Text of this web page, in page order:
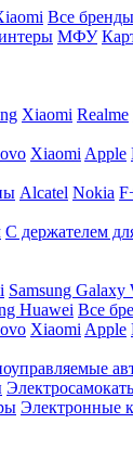
Все бренды
МФУ
Xiaomi Realme
Xiaomi Apple
Alcatel Nokia
C держателем
Samsung Galaxy
Huawei Все
Xiaomi Apple
Электронные